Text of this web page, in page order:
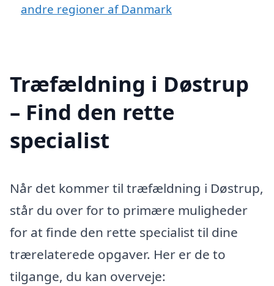
andre regioner af Danmark
Træfældning i Døstrup
– Find den rette
specialist
Når det kommer til træfældning i Døstrup,
står du over for to primære muligheder
for at finde den rette specialist til dine
trærelaterede opgaver. Her er de to
tilgange, du kan overveje: